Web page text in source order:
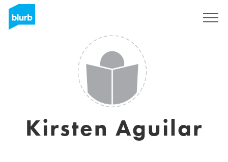
Kirsten Aguilar